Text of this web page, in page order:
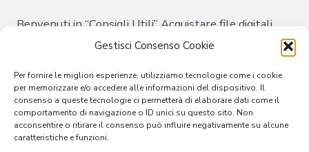
Gestisci Consenso Cookie
Per fornire le migliori esperienze, utilizziamo tecnologie come i cookie
per memorizzare e/o accedere alle informazioni del dispositivo. Il
consenso a queste tecnologie ci permetterà di elaborare dati come il
comportamento di navigazione o ID unici su questo sito. Non
acconsentire o ritirare il consenso può influire negativamente su alcune
caratteristiche e funzioni.
Benvenuti in “Consigli Utili” Acquistare file digitali
anziché poster cartacei presenta numerosi vantaggi.
tuo poster secondo le tue preferenze: puoi scegliere
le dimensioni, il materiale e aggiungere testi unici.
Inoltre, i file digitali possono essere utilizzati in